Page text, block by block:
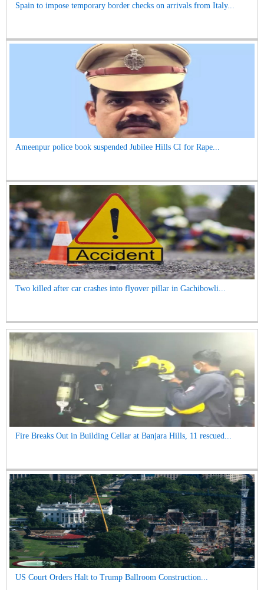
Spain to impose temporary border checks on arrivals from Italy...
Ameenpur police book suspended Jubilee Hills CI for Rape...
Two killed after car crashes into flyover pillar in Gachibowli...
Fire Breaks Out in Building Cellar at Banjara Hills, 11 rescued...
US Court Orders Halt to Trump Ballroom Construction...